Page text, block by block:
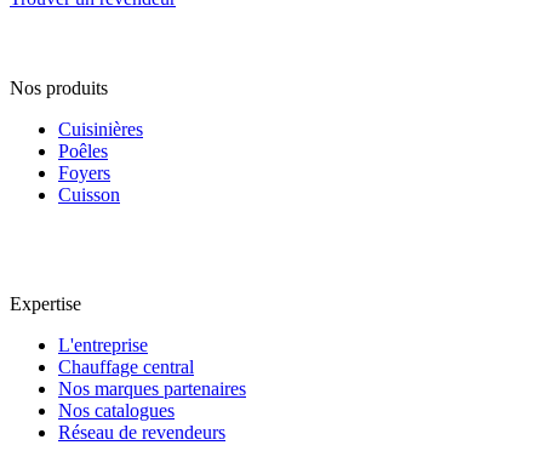
Nos produits
Cuisinières
Poêles
Foyers
Cuisson
Expertise
L'entreprise
Chauffage central
Nos marques partenaires
Nos catalogues
Réseau de revendeurs